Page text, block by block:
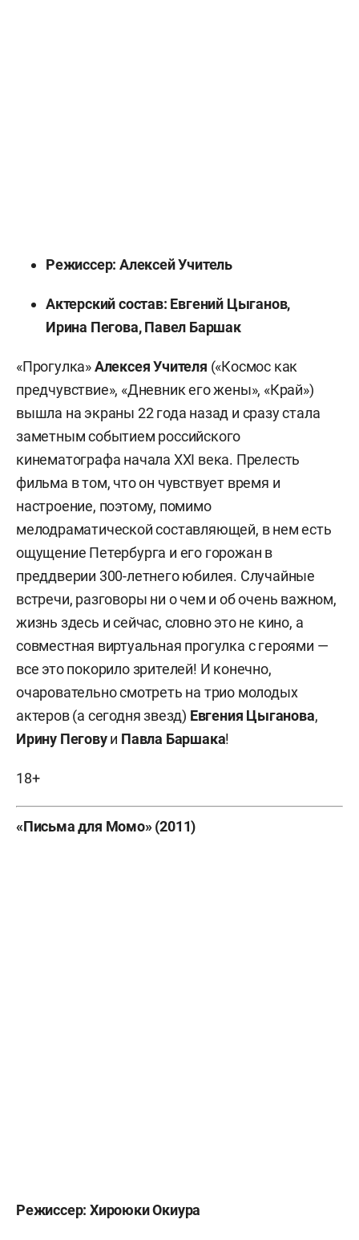
Режиссер: Алексей Учитель
Актерский состав: Евгений Цыганов,
Ирина Пегова, Павел Баршак
«Прогулка»Алексея Учителя («Космос как
предчувствие», «Дневник его жены», «Край»)
вышла на экраны 22 года назад и сразу стала
заметным событием российского
кинематографа начала XXI века. Прелесть
фильма в том, что он чувствует время и
настроение, поэтому, помимо
мелодраматической составляющей, в нем есть
ощущение Петербурга и его горожан в
преддверии 300-летнего юбилея. Случайные
встречи, разговоры ни о чем и об очень важном,
жизнь здесь и сейчас, словно это не кино, а
совместная виртуальная прогулка с героями —
все это покорило зрителей! И конечно,
очаровательно смотреть на трио молодых
актеров (а сегодня звезд) Евгения Цыганова,
Ирину Пеговуи Павла Баршака!
18+
«Письма для Момо» (2011)
Режиссер: Хироюки Окиура